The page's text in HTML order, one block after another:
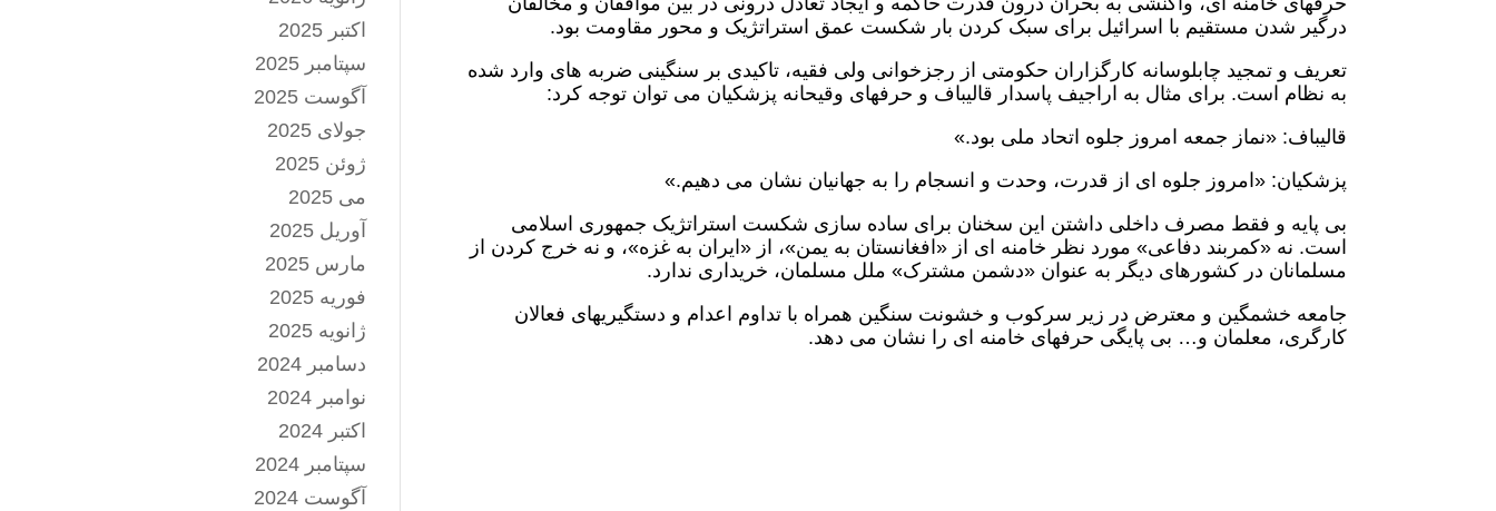
درگیر شدن مستقیم با اسرائیل برای سبک کردن بار شکست عمق استراتژیک و محور مقاومت بود.
تعریف و تمجید چابلوسانه کارگزاران حکومتی از رجزخوانی ولی فقیه، تاکیدی بر سنگینی ضربه های وارد شده
به نظام است. برای مثال به اراجیف پاسدار قالیباف و حرفهای وقیحانه پزشکیان می توان توجه کرد:
قالیباف: «نماز جمعه امروز جلوه اتحاد ملی بود.»
پزشکیان: «امروز جلوه ای از قدرت، وحدت و انسجام را به جهانیان نشان می دهیم.»
بی پایه و فقط مصرف داخلی داشتن این سخنان برای ساده سازی شکست استراتژیک جمهوری اسلامی
است. نه «کمربند دفاعی» مورد نظر خامنه ای از «افغانستان به یمن»، از «ایران به غزه»، و نه خرج کردن از
مسلمانان در کشورهای دیگر به عنوان «دشمن مشترک» ملل مسلمان، خریداری ندارد.
جامعه خشمگین و معترض در زیر سرکوب و خشونت سنگین همراه با تداوم اعدام و دستگیریهای فعالان
کارگری، معلمان و… بی پایگی حرفهای خامنه ای را نشان می دهد.
اکتبر 2025
سپتامبر 2025
آگوست 2025
جولای 2025
ژوئن 2025
می 2025
آوریل 2025
مارس 2025
فوریه 2025
ژانویه 2025
دسامبر 2024
نوامبر 2024
اکتبر 2024
سپتامبر 2024
آگوست 2024